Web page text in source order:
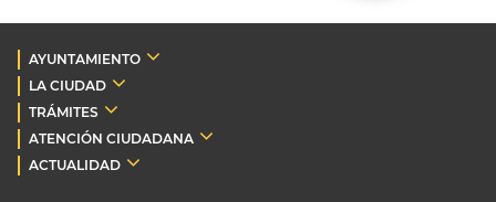
AYUNTAMIENTO
LA CIUDAD
TRÁMITES
ATENCIÓN CIUDADANA
ACTUALIDAD